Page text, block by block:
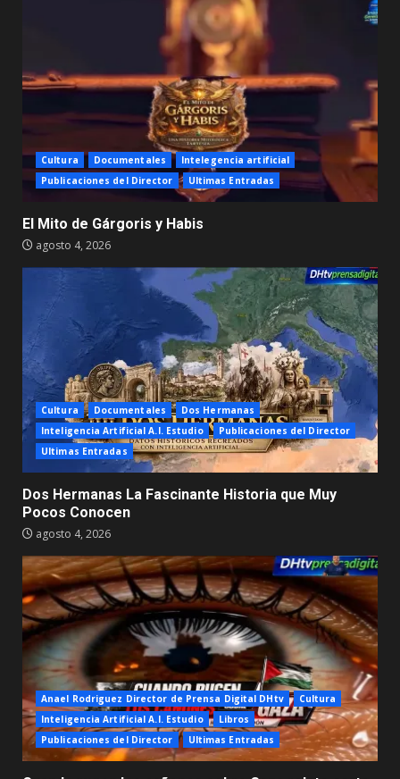
Cultura Documentales
Intelegencia artificial
Publicaciones del Director
Ultimas Entradas
El Mito de Gárgoris y Habis
agosto 4, 2026
Cultura Documentales
Dos Hermanas
Inteligencia Artificial A.I. Estudio
Publicaciones del Director
Ultimas Entradas
Dos Hermanas La Fascinante Historia que Muy
Pocos Conocen
agosto 4, 2026
Anael Rodriguez Director de Prensa Digital DHtv
Cultura
Inteligencia Artificial A.I. Estudio
Libros
Publicaciones del Director
Ultimas Entradas